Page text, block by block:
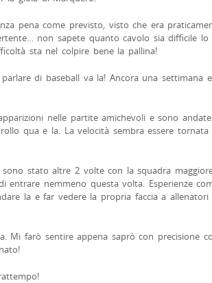
pena come previsto, visto che era
non sapete quanto cavolo sia difficile
sta nel colpire bene la pallina!
di baseball va la! Ancora una settimana
nelle partite amichevoli e sono
qua e la. La velocità sembra essere
sono stato altre 2 volte con la squadra
entrare nemmeno questa volta. Esperienze
la e far vedere la propria faccia a allenatori
Mi farò sentire appena saprò con precisione